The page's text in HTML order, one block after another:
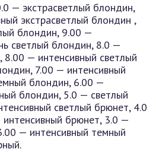
— экстрасветлый блондин,
экстрасветлый блондин ,
блондин, 9.00 —
светлый блондин, 8.0 —
8.00 — интенсивный светлый
7.00 — интенсивный
блондин, 6.00 —
блондин, 5.0 — светлый
светлый брюнет, 4.0
брюнет, 3.0 —
— интенсивный темный